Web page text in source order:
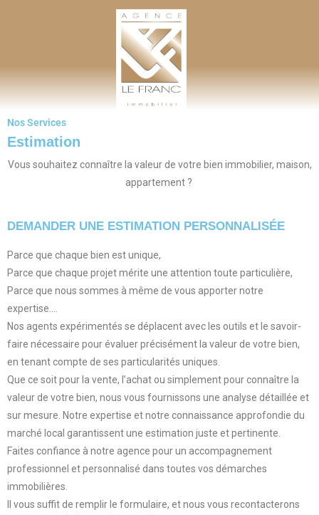
AGENCE LEFRANC IMMOBILIER
Nos Services
Estimation
Vous souhaitez connaître la valeur de votre bien immobilier, maison,
appartement ?
DEMANDER UNE ESTIMATION PERSONNALISÉE
Parce que chaque bien est unique,
Parce que chaque projet mérite une attention toute particulière,
Parce que nous sommes à même de vous apporter notre
expertise….
Nos agents expérimentés se déplacent avec les outils et le savoir-
faire nécessaire pour évaluer précisément la valeur de votre bien,
en tenant compte de ses particularités uniques.
Que ce soit pour la vente, l’achat ou simplement pour connaître la
valeur de votre bien, nous vous fournissons une analyse détaillée et
sur mesure. Notre expertise et notre connaissance approfondie du
marché local garantissent une estimation juste et pertinente.
Faites confiance à notre agence pour un accompagnement
professionnel et personnalisé dans toutes vos démarches
immobilières.
Il vous suffit de remplir le formulaire, et nous vous recontacterons